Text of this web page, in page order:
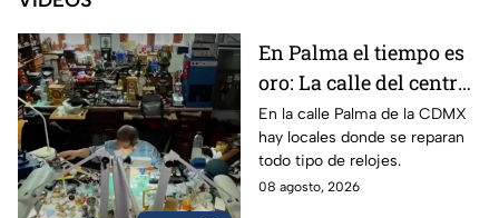
En Palma el tiempo es
oro: La calle del centro
de la CDMX donde se
reparan los relojes
En la calle Palma de la CDMX
hay locales donde se reparan
todo tipo de relojes.
08 agosto, 2026